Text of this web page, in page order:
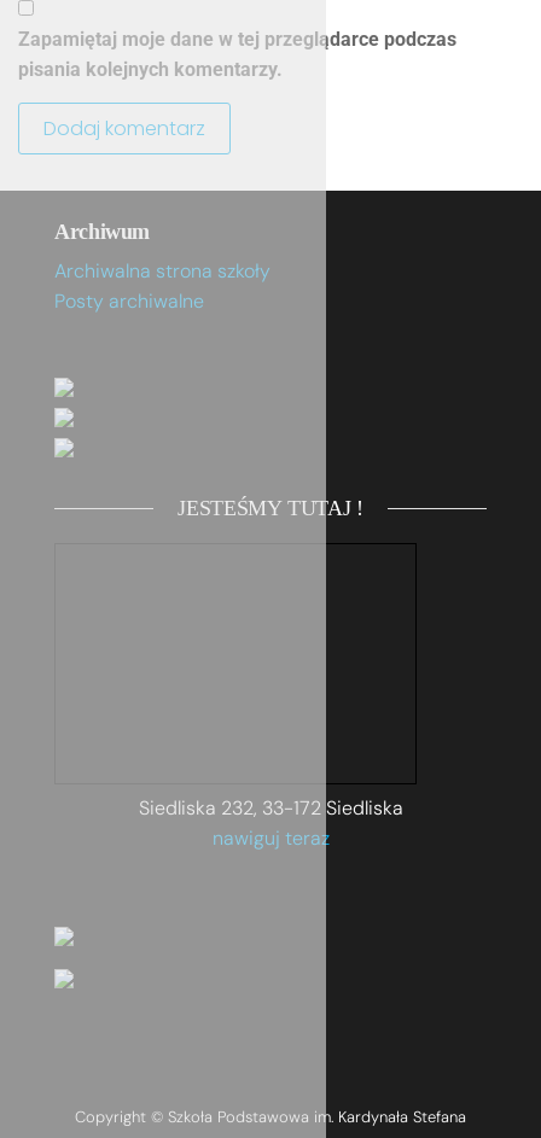
Zapamiętaj moje dane w tej przeglądarce podczas
pisania kolejnych komentarzy.
Archiwum
Archiwalna strona szkoły
Posty archiwalne
JESTEŚMY TUTAJ !
Siedliska 232, 33-172 Siedliska
nawiguj teraz
Copyright © Szkoła Podstawowa im. Kardynała Stefana